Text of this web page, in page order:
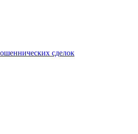
сделок